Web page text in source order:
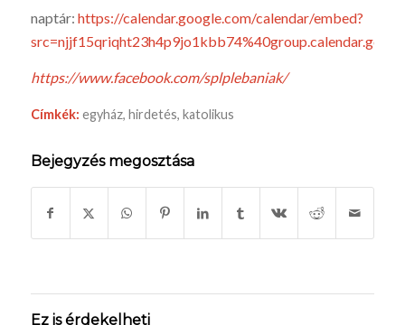
naptár: https://calendar.google.com/calendar/embed?
https://www.facebook.com/splplebaniak/
Címkék: egyház, hirdetés, katolikus
Bejegyzés megosztása
Ez is érdekelheti